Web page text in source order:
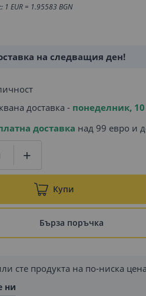
1 EUR = 1.95583 BGN
на следващия ден!
доставка - понеделник, 10
доставка над 99 евро и
Купи
Бърза поръчка
сте продукта на по-ниска
ни